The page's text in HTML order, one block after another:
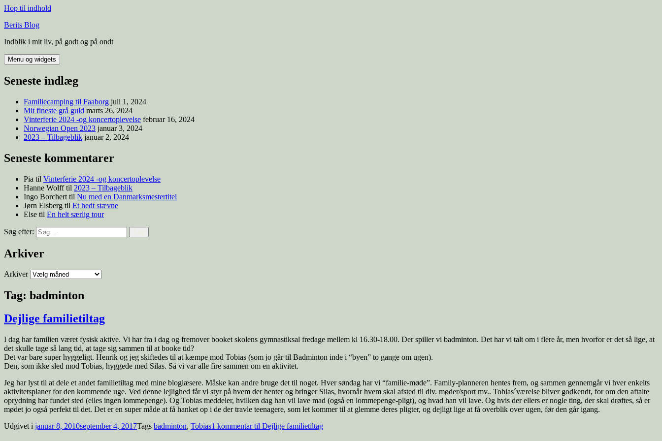
Hop til indhold
Berits Blog
Indblik i mit liv, på godt og på ondt
Menu og widgets
Seneste indlæg
Familiecamping til Faaborg juli 1, 2024
Mit fineste grå guld marts 26, 2024
Vinterferie 2024 -og koncertoplevelse februar 16, 2024
Norwegian Open 2023 januar 3, 2024
2023 – Tilbageblik januar 2, 2024
Seneste kommentarer
Pia til Vinterferie 2024 -og koncertoplevelse
Hanne Wolfftil 2023 – Tilbageblik
Ingo Borchert til Nu med en Danmarksmestertitel
Jørn Elsberg til Et hedt stævne
Else til En helt særlig tour
Søg efter:
Arkiver
Arkiver
Tag: badminton
Dejlige familietiltag
I dag har familien været fysisk aktive. Vi har fra i dag og fremover booket skolens gymnastiksal fredage mellem kl 16.30-18.00. Der spiller vi badminton. Det har vi talt om i flere år, men hvorfor er det så lige, at
det skulle tage så lang tid, at tage sig sammen til at booke tid?
Det var bare super hyggeligt. Henrik og jeg skiftedes til at kæmpe mod Tobias (som jo går til Badminton inde i “byen” to gange om ugen).
Den, som ikke sled mod Tobias, hyggede med Silas. Så vi var alle fire sammen om en aktivitet.
Jeg har lyst til at dele et andet familietiltag med mine bloglæsere. Måske kan andre bruge det til noget. Hver søndag har vi “familie-møde”. Family-planneren hentes frem, og sammen gennemgår vi hver enkelts
aktivitetsplaner for den kommende uge. Ved denne lejlighed får vi styr på hvem der henter og bringer Silas, hvornår hvem skal afsted til div. møder/sport mv.. Tobias´værelse bliver godkendt, for om den aftalte
oprydning har fundet sted (elles ingen lommepenge). Og Tobias meddeler, hvilken dag han vil lave mad (også en lommepenge-pligt), og hvad han vil lave. Og hvis der ellers er nogle ting, der skal drøftes, så er
mødet jo også perfekt til det. Det er en super måde at få hanket op i de der travle teenagere, som let kommer til at glemme deres pligter, og dejligt lige at få overblik over ugen, før den går igang.
Udgivet i januar 8, 2010september 4, 2017Tags badminton, Tobias1 kommentartil Dejlige familietiltag